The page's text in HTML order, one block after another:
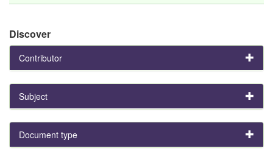
Discover
Contributor
Subject
Document type